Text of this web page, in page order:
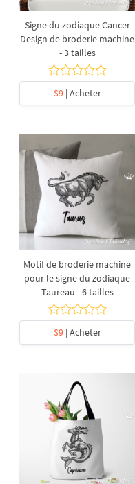
Signe du zodiaque Cancer
Design de broderie machine
- 3 tailles
$9| Acheter
Motif de broderie machine
pour le signe du zodiaque
Taureau - 6 tailles
$9| Acheter